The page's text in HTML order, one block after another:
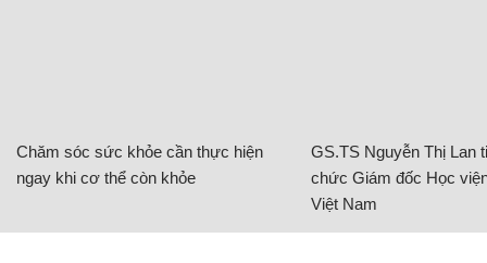
Chăm sóc sức khỏe cần thực hiện
ngay khi cơ thể còn khỏe
GS.TS Nguyễn Thị Lan
chức Giám đốc Học
Việt Nam